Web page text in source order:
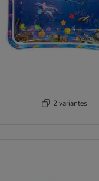
2 variantes